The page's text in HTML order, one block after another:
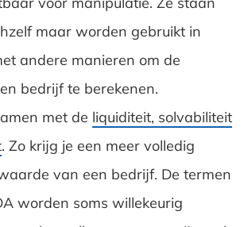
maar worden gebruikt in
andere manieren om de
bedrijf te berekenen.
met de liquiditeit, solvabiliteit
. Zo krijg je een meer volledig
van een bedrijf. De termen
worden soms willekeurig